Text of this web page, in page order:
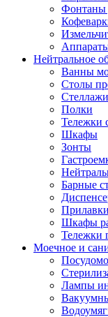
Фонтаны
Нейтральное
Ванны
Столы
Стеллажи
Полки
Тележки
Шкафы
Зонты
Барные
Шкафы
Тележки
Моечное и
Лампы